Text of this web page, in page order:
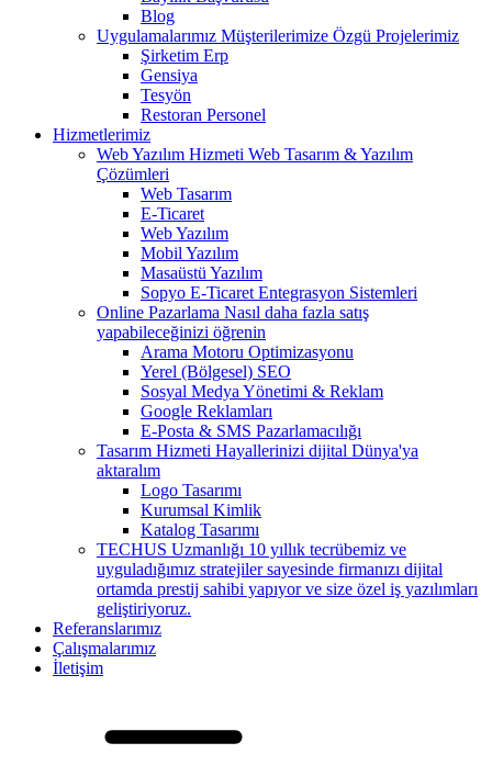
Blog
Uygulamalarımız Müşterilerimize Özgü Projelerimiz
Şirketim Erp
Gensiya
Tesyön
Restoran Personel
Hizmetlerimiz
Web Yazılım Hizmeti Web Tasarım & Yazılım
Çözümleri
Web Tasarım
E-Ticaret
Web Yazılım
Mobil Yazılım
Masaüstü Yazılım
Sopyo E-Ticaret Entegrasyon Sistemleri
Online Pazarlama Nasıl daha fazla satış
yapabileceğinizi öğrenin
Arama Motoru Optimizasyonu
Yerel (Bölgesel) SEO
Sosyal Medya Yönetimi & Reklam
Google Reklamları
E-Posta & SMS Pazarlamacılığı
Tasarım Hizmeti Hayallerinizi dijital Dünya'ya
aktaralım
Logo Tasarımı
Kurumsal Kimlik
Katalog Tasarımı
TECHUS Uzmanlığı 10 yıllık tecrübemiz ve
uyguladığımız stratejiler sayesinde firmanızı dijital
ortamda prestij sahibi yapıyor ve size özel iş yazılımları
geliştiriyoruz.
Referanslarımız
Çalışmalarımız
İletişim